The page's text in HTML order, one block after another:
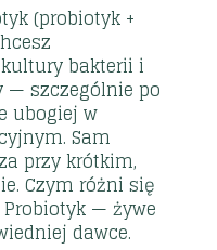
(probiotyk +
bakterii i
— szczególnie po
ubogiej w
Sam
przy krótkim,
Czym różni się
— żywe
dawce.